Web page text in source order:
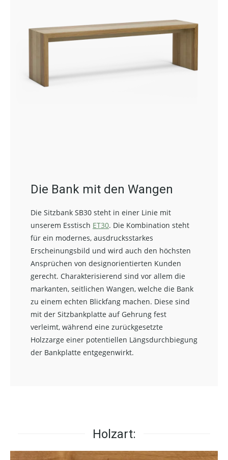
Die Bank mit den Wangen
Die Sitzbank SB30 steht in einer Linie mit
unserem Esstisch ET30. Die Kombination steht
für ein modernes, ausdrucksstarkes
Erscheinungsbild und wird auch den höchsten
Ansprüchen von designorientierten Kunden
gerecht. Charakterisierend sind vor allem die
markanten, seitlichen Wangen, welche die Bank
zu einem echten Blickfang machen. Diese sind
mit der Sitzbankplatte auf Gehrung fest
verleimt, während eine zurückgesetzte
Holzzarge einer potentiellen Längsdurchbiegung
der Bankplatte entgegenwirkt.
Holzart: